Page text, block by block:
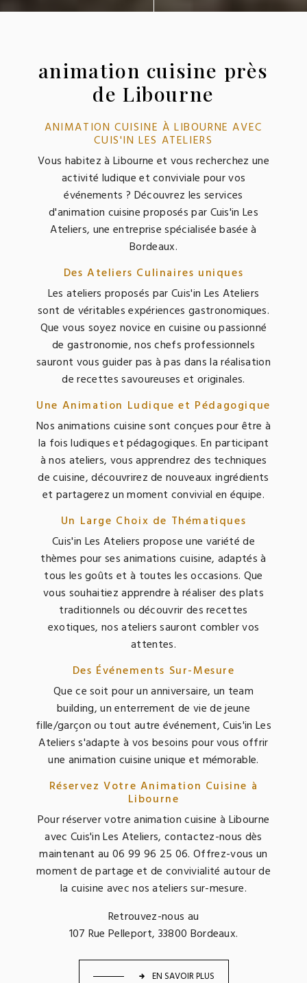
animation cuisine près
de Libourne
ANIMATION CUISINE À LIBOURNE AVEC
CUIS'IN LES ATELIERS
Vous habitez à Libourne et vous recherchez une
activité ludique et conviviale pour vos
événements ? Découvrez les services
d'animation cuisine proposés par Cuis'in Les
Ateliers, une entreprise spécialisée basée à
Bordeaux.
Des Ateliers Culinaires uniques
Les ateliers proposés par Cuis'in Les Ateliers
sont de véritables expériences gastronomiques.
Que vous soyez novice en cuisine ou passionné
de gastronomie, nos chefs professionnels
sauront vous guider pas à pas dans la réalisation
de recettes savoureuses et originales.
Une Animation Ludique et Pédagogique
Nos animations cuisine sont conçues pour être à
la fois ludiques et pédagogiques. En participant
à nos ateliers, vous apprendrez des techniques
de cuisine, découvrirez de nouveaux ingrédients
et partagerez un moment convivial en équipe.
Un Large Choix de Thématiques
Cuis'in Les Ateliers propose une variété de
thèmes pour ses animations cuisine, adaptés à
tous les goûts et à toutes les occasions. Que
vous souhaitiez apprendre à réaliser des plats
traditionnels ou découvrir des recettes
exotiques, nos ateliers sauront combler vos
attentes.
Des Événements Sur-Mesure
Que ce soit pour un anniversaire, un team
building, un enterrement de vie de jeune
fille/garçon ou tout autre événement, Cuis'in Les
Ateliers s'adapte à vos besoins pour vous offrir
une animation cuisine unique et mémorable.
Réservez Votre Animation Cuisine à
Libourne
Pour réserver votre animation cuisine à Libourne
avec Cuis'in Les Ateliers, contactez-nous dès
maintenant au 06 99 96 25 06. Offrez-vous un
moment de partage et de convivialité autour de
la cuisine avec nos ateliers sur-mesure.
Retrouvez-nous au
107 Rue Pelleport, 33800 Bordeaux.
EN SAVOIR PLUS